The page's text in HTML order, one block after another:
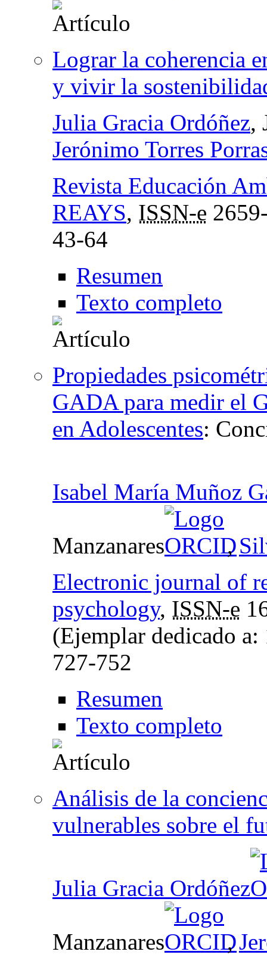
Lograr la coherencia
y vivir la
Julia Gracia Ordóñez,
Jerónimo Torres
Revista Educación
REAYS, ISSN-e
43-64
Resumen
Texto completo
Propiedades
GADA para medir el
en Adolescentes:
Isabel María Muñoz
Manzanares ,
Electronic journal of
psychology, ISSN-e
(Ejemplar dedicado
727-752
Resumen
Texto completo
Análisis de la
vulnerables sobre el
Julia Gracia Ordóñez
Manzanares ,